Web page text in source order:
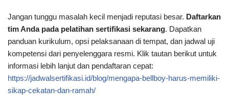
Jangan tunggu masalah kecil menjadi reputasi besar. Daftarkan
tim Anda pada pelatihan sertifikasi sekarang. Dapatkan
panduan kurikulum, opsi pelaksanaan di tempat, dan jadwal uji
kompetensi dari penyelenggara resmi. Klik tautan berikut untuk
informasi lebih lanjut dan pendaftaran cepat:
https://jadwalsertifikasi.id/blog/mengapa-bellboy-harus-memiliki-
sikap-cekatan-dan-ramah/